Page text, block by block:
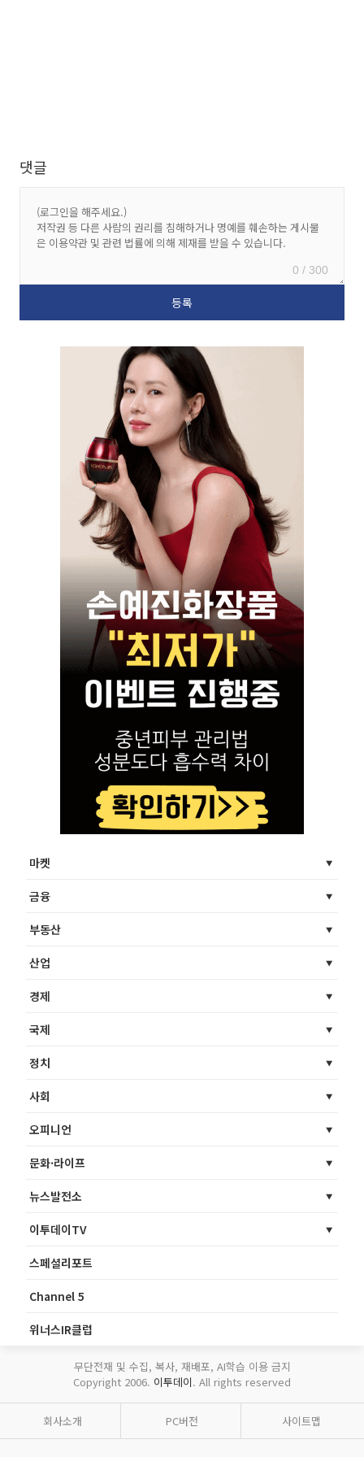
댓글
0 / 300
마켓
금융
부동산
산업
경제
국제
정치
사회
오피니언
문화·라이프
뉴스발전소
이투데이TV
스페셜리포트
Channel 5
위너스IR클럽
무단전재 및 수집, 복사, 재배포, AI학습 이용 금지
Copyright 2006. 이투데이. All rights reserved
회사소개 PC버전 사이트맵